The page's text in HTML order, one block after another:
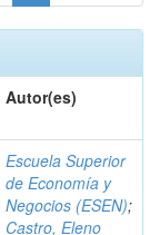
Autor(es)
Escuela Superior
de Economía y
Negocios (ESEN);
Castro, Eleno